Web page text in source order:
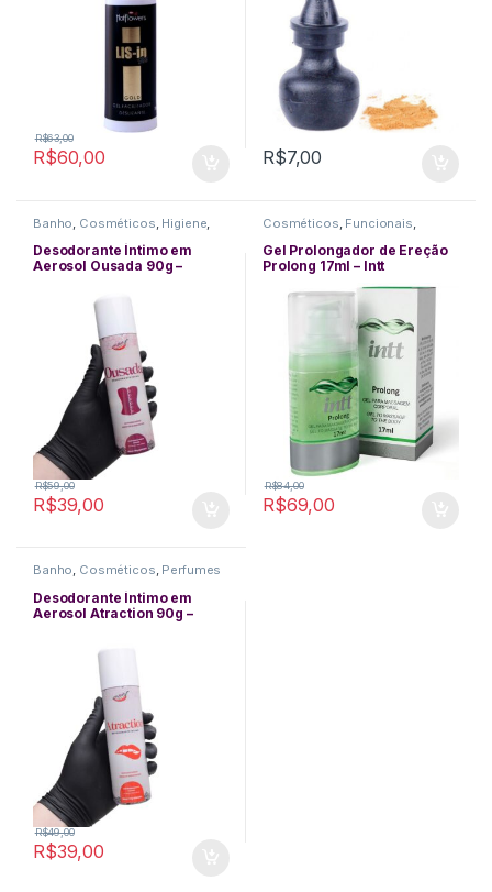
R$60,00
R$63,00
R$7,00
Banho, Cosméticos, Higiene,
Perfumes
Desodorante Íntimo em
Aerosol Ousada 90g –
R$39,00
R$59,00
Cosméticos, Funcionais,
Performance Masculina
Retartantes
Gel Prolongador de Ereção
Prolong 17ml – Intt
R$69,00
R$84,00
Banho, Cosméticos, Perfumes
Desodorante Íntimo em
Aerosol Atraction 90g –
R$39,00
R$49,00